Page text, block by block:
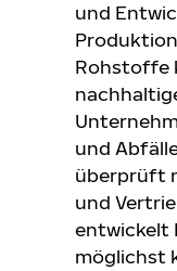
und
Rohstoffe
und
überprüft
und
entwickelt
möglichst